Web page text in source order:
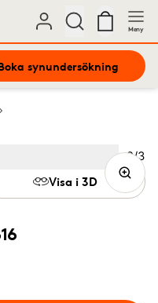
Meny
synundersökning
Visa i 3D
Bild
2/3
3